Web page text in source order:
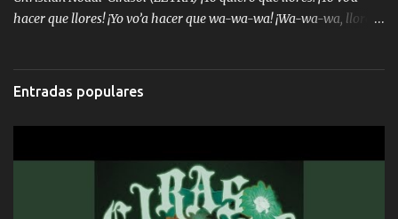
hacer que llores! ¡Yo vo’a hacer que wa-wa-wa! ¡Wa-wa-wa, llores!
cada que intentas cantar Cada que intentas rapear, cada que
intentas rimar Pobre payaso que usa a todo el mundo pa' conectar
con la gente Dices "Latino Gang" pero pisas a to'a tu gente Pa’ dar
menos se prudente Hoy me sabe a mierda, traigo un Balvin en los
dientes Por falta de empatía le toca ser resiliente ¿Acaso eres
consciente de los followers que mueves? Parcerito, abre los ojos y
Entradas populares